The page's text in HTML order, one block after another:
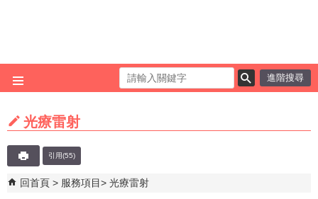
進階搜尋
光療雷射
引用(55)
回首頁 服務項目 光療雷射